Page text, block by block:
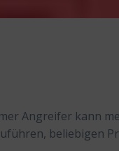
Angreifer kann
beliebigen